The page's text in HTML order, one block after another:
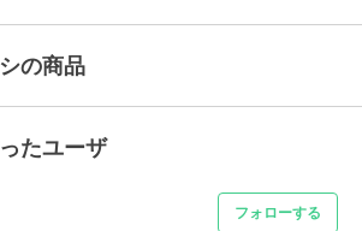
の商品
たユーザ
フォローする